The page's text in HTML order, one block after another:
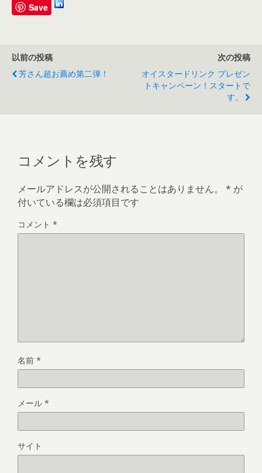
Save
以前の投稿
芳さん超お薦め第二弾！
次の投稿
オイスタードリンク プレゼン
トキャンペーン！スタートで
す。
コメントを残す
メールアドレスが公開されることはありません。 * が
付いている欄は必須項目です
コメント *
名前 *
メール *
サイト